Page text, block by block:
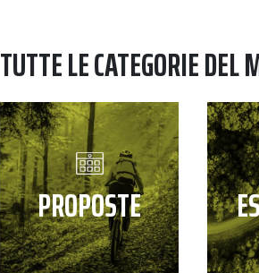
TUTTE LE CATEGORIE DEL
PROPOSTE